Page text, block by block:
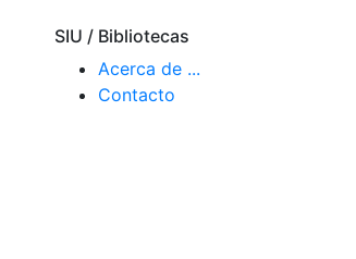
SIU / Bibliotecas
Acerca de ...
Contacto